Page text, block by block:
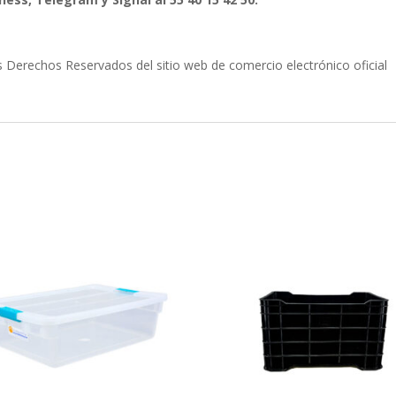
Reservados del sitio web de comercio electrónico oficial